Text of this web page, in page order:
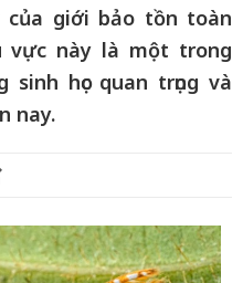
giới bảo tồn toàn
vực này là một trong
học quan trọng và
nay.